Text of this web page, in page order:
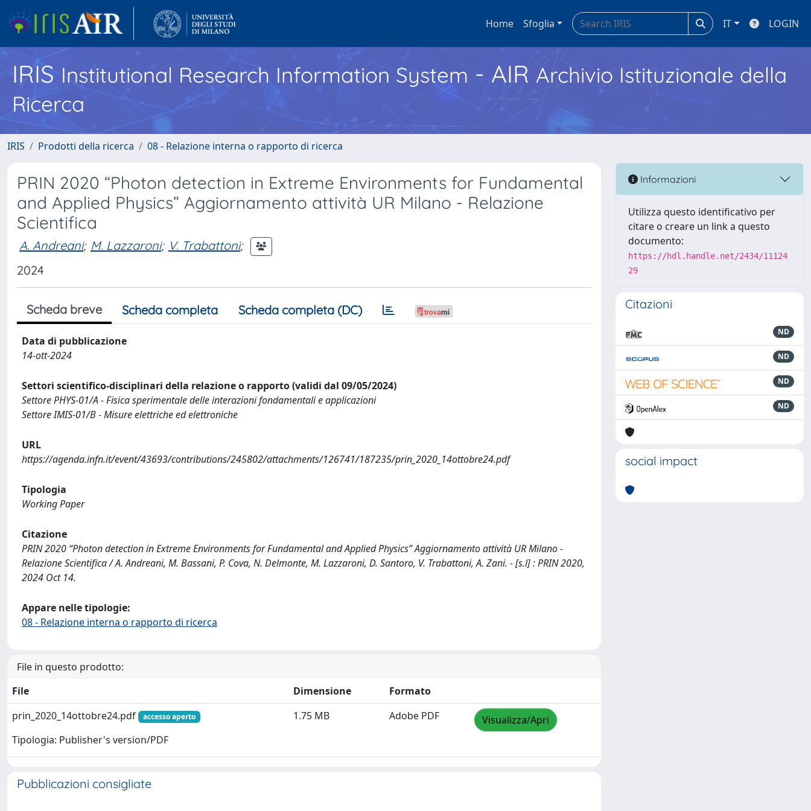
Home Sfoglia IT LOGIN
IRISInstitutional Research Information System - AIR Archivio Istituzionale della
Ricerca
IRIS Prodotti della ricerca 08 - Relazione interna o rapporto di ricerca
PRIN 2020 “Photon detection in Extreme Environments for Fundamental
and Applied Physics” Aggiornamento attività UR Milano - Relazione
Scientifica
A. Andreani; M. Lazzaroni; V. Trabattoni;
2024
Scheda breve Scheda completa Scheda completa (DC)
Data di pubblicazione
14-ott-2024
Settori scientifico-disciplinari della relazione o rapporto (validi dal 09/05/2024)
Settore PHYS-01/A - Fisica sperimentale delle interazioni fondamentali e applicazioni
Settore IMIS-01/B - Misure elettriche ed elettroniche
URL
https://agenda.infn.it/event/43693/contributions/245802/attachments/126741/187235/prin_2020_14ottobre24.pdf
Tipologia
Working Paper
Citazione
PRIN 2020 “Photon detection in Extreme Environments for Fundamental and Applied Physics” Aggiornamento attività UR Milano -
Relazione Scientifica / A. Andreani, M. Bassani, P. Cova, N. Delmonte, M. Lazzaroni, D. Santoro, V. Trabattoni, A. Zani. - [s.l] : PRIN 2020,
2024 Oct 14.
Appare nelle tipologie:
08 - Relazione interna o rapporto di ricerca
File in questo prodotto:
File
Dimensione
Formato
prin_2020_14ottobre24.pdf
accesso aperto
Tipologia: Publisher's version/PDF
1.75 MB Adobe PDF Visualizza/Apri
Pubblicazioni consigliate
Informazioni
Utilizza questo identificativo per
citare o creare un link a questo
documento:
https://hdl.handle.net/2434/11124
29
Citazioni
ND
ND
ND
ND
social impact